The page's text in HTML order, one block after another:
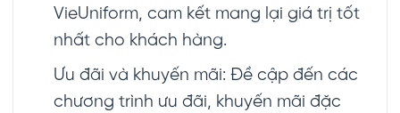
VieUniform, cam kết mang lại giá trị tốt
nhất cho khách hàng.
Ưu đãi và khuyến mãi: Đề cập đến các
chương trình ưu đãi, khuyến mãi đặc